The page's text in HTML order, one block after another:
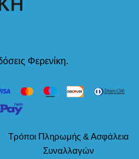
Φερενίκη.
Τρόποι Πληρωμής & Ασφάλεια
Συναλλαγών